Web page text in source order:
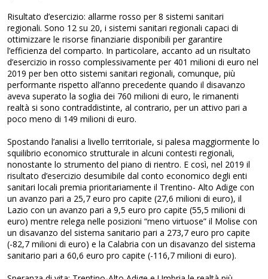
Risultato d’esercizio: allarme rosso per 8 sistemi sanitari
regionali. Sono 12 su 20, i sistemi sanitari regionali capaci di
ottimizzare le risorse finanziarie disponibili per garantire
l’efficienza del comparto. In particolare, accanto ad un risultato
d’esercizio in rosso complessivamente per 401 milioni di euro nel
2019 per ben otto sistemi sanitari regionali, comunque, più
performante rispetto all’anno precedente quando il disavanzo
aveva superato la soglia dei 760 milioni di euro, le rimanenti
realtà si sono contraddistinte, al contrario, per un attivo pari a
poco meno di 149 milioni di euro.
Spostando l’analisi a livello territoriale, si palesa maggiormente lo
squilibrio economico strutturale in alcuni contesti regionali,
nonostante lo strumento del piano di rientro. E così, nel 2019 il
risultato d’esercizio desumibile dal conto economico degli enti
sanitari locali premia prioritariamente il Trentino- Alto Adige con
un avanzo pari a 25,7 euro pro capite (27,6 milioni di euro), il
Lazio con un avanzo pari a 9,5 euro pro capite (55,5 milioni di
euro) mentre relega nelle posizioni “meno virtuose” il Molise con
un disavanzo del sistema sanitario pari a 273,7 euro pro capite
(-82,7 milioni di euro) e la Calabria con un disavanzo del sistema
sanitario pari a 60,6 euro pro capite (-116,7 milioni di euro).